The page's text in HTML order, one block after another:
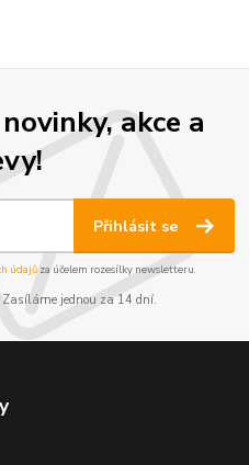
akce a
Přihlásit se
údajůza účelem rozesílky newsletteru.
jednou za 14 dní.